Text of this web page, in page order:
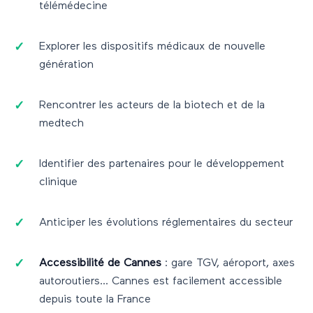
télémédecine
Explorer les dispositifs médicaux de nouvelle
génération
Rencontrer les acteurs de la biotech et de la
medtech
Identifier des partenaires pour le développement
clinique
Anticiper les évolutions réglementaires du secteur
Accessibilité de Cannes : gare TGV, aéroport, axes
autoroutiers... Cannes est facilement accessible
depuis toute la France